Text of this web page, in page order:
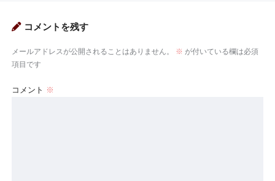
コメントを残す
メールアドレスが公開されることはありません。 ※ が付いている欄は必須
項目です
コメント ※